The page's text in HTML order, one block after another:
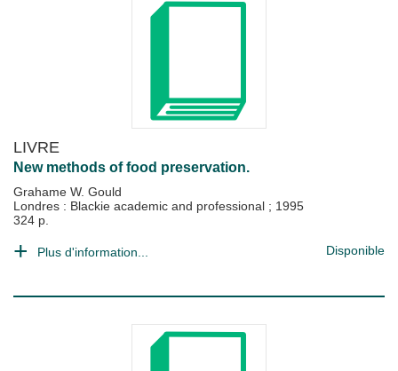
LIVRE
New methods of food preservation.
Grahame W. Gould
Londres : Blackie academic and professional ; 1995
324 p.
Plus d'information... Disponible